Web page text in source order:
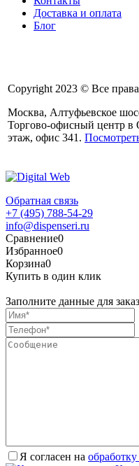
Доставка и оплата
Блог
Copyright 2023 © Все
Москва, Алтуфьевское
Торгово-офисный центр в
этаж, офис 341.
Обратная связь
+7 (495) 788-54-29
info@dispenseri.ru
Сравнение0
Избранное0
Корзина0
Купить в один клик
Заполните данные для
Я согласен на